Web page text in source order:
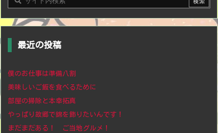
最近の投稿
僕のお仕事は準備八割
美味しいご飯を食べるために
部屋の掃除と本幸拓真
やっぱり故郷で錦を飾りたいんです！
まだまだある！ ご当地グルメ！